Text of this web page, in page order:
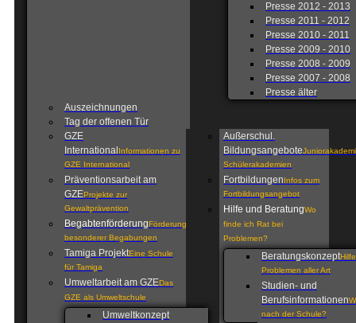
Presse 2012 - 2013
Presse 2011 - 2012
Presse 2010 - 2011
Presse 2009 - 2010
Presse 2008 - 2009
Presse 2007 - 2008
Presse älter
Auszeichnungen
Tag der offenen Tür
GZE
International Informationen zu
GZE International
Präventionsarbeit am
GZEProjekte zur
Gewaltprävention
BegabtenförderungFörderung
besonderer Begabungen
Tamiga ProjektEine Schule
für Tamiga
Umweltarbeit am GZEDas
GZE als Umweltschule
Umweltkonzept
Außerschul.
Bildungsangebote
Schülerakademien
FortbildungenInfos zum
Fortbildungsangebot
Hilfe und BeratungWo
finde ich Rat bei
Problemen?
Beratungskonzept
Problemen aller Art
Studien- und
Berufsinformationen
nach der Schule?